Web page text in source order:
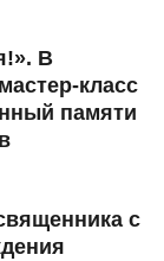
В
класс
памяти
с